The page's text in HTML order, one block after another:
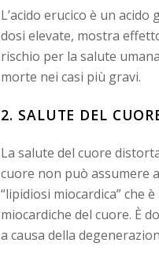
L’acido erucico è un
dosi elevate, mostra
rischio per la salute
morte nei casi più gravi.
2. SALUTE DEL
La salute del cuore
cuore non può assumere
“lipidiosi miocardica” che
miocardiche del cuore. È
a causa della